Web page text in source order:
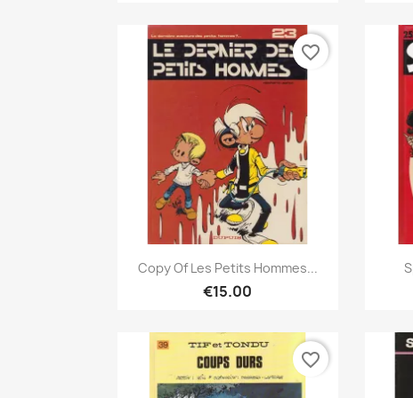
Quick view
Copy Of Les Petits Hommes...
€15.00
favorite_border
favorite_border